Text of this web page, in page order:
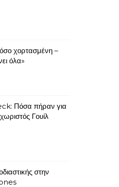
χορτασμένη –
όλα»
Πόσα πήραν για
Γουίλ
στην